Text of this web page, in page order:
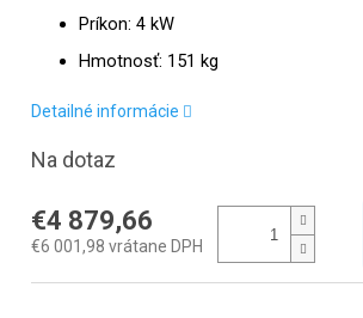
Príkon: 4 kW
Hmotnosť: 151 kg
Detailné informácie
Na dotaz
€4 879,66
€6 001,98 vrátane DPH